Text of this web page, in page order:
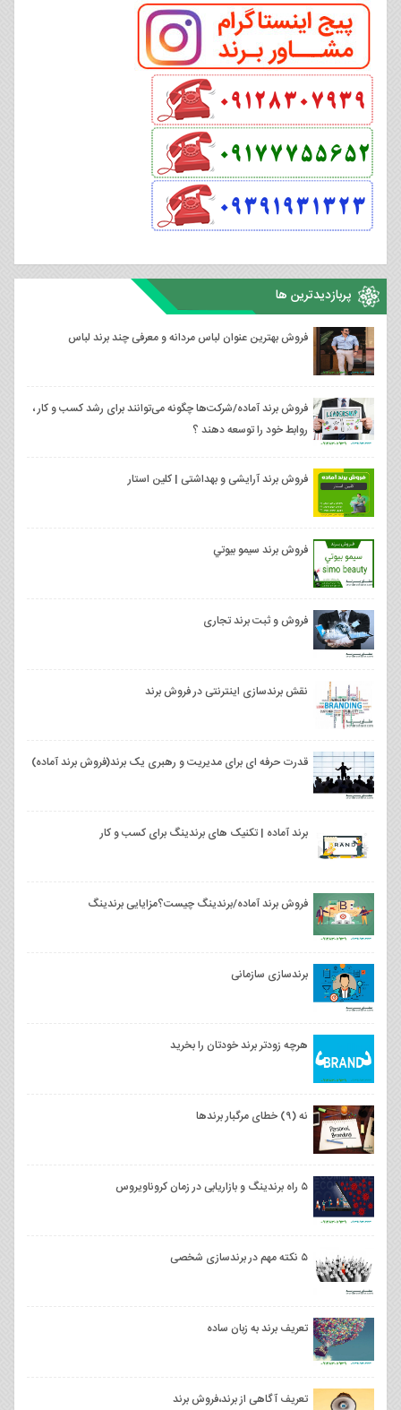
پربازدیدترین ها
فروش بهترین عنوان لباس مردانه و معرفی چند برند لباس
فروش برند آماده/شرکت‌ها چگونه می‌توانند برای رشد کسب‌ و کار ،
روابط خود را توسعه دهند ؟
فروش برند آرایشی و بهداشتی | کلین استار
فروش برند سيمو بيوتي
فروش و ثبت برند تجاری
نقش برندسازی اینترنتی در فروش برند
قدرت حرفه ای برای مدیریت و رهبری یک برند(فروش برند آماده)
برند آماده | تکنیک های برندینگ برای کسب و کار
فروش برند آماده/برندینگ چیست؟مزایایی برندینگ
برندسازی سازمانی
هرچه زودتر برند خودتان را بخرید
نه (۹) خطای مرگبار برندها
۵ راه برندینگ و بازاریابی در زمان کروناویروس
۵ نکته مهم در برندسازی شخصی
تعریف برند به زبان ساده
تعریف آگاهی از برند،فروش برند